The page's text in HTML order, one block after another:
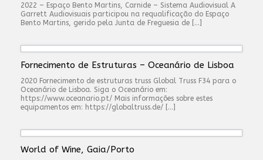
2022 – Espaço Bento Martins, Carnide – Sistema Audiovisual A
Garrett Audiovisuais participou na requalificação do Espaço
Bento Martins, gerido pela Junta de Freguesia de […]
Fornecimento de Estruturas – Oceanário de Lisboa
2020 Fornecimento de estruturas truss Global Truss F34 para o
Oceanário de Lisboa. Siga o Oceanário em:
https://www.oceanario.pt/ Mais informações sobre estes
equipamentos em: https://globaltruss.de/ […]
World of Wine, Gaia/Porto